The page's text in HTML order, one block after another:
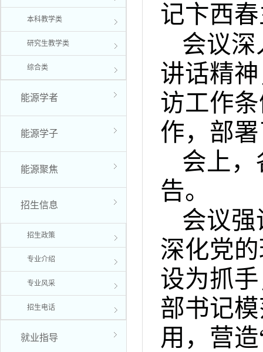
本科教学类
研究生教学类
综合类
能源学者
能源学子
能源聚焦
招生信息
招生政策
专业介绍
专业风采
招生电话
就业指导
记卞西
会议
讲话精
访工作
作，部
会上
告。
会议
深化党
设为抓
部书记
用，营